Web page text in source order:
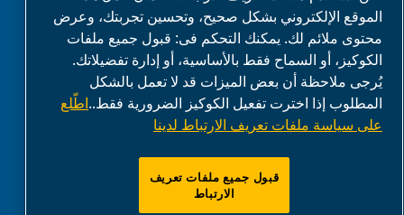
الزراعة والمزارع
السيارات
DIY والهوايات
الأغذية والمشروبات
الصناعي
العامل الكيميائي
الموقع الإلكتروني بشكل صحيح، وتحسين تجربتك، وعرض
محتوى ملائم لك. يمكنك التحكم فى: قبول جميع ملفات
الكوكيز، أو السماح فقط بالأساسية، أو إدارة تفضيلاتك.
يُرجى ملاحظة أن بعض الميزات قد لا تعمل بالشكل
المطلوب إذا اخترت تفعيل الكوكيز الضرورية فقط..اطّلع
على سياسة ملفات تعريف الارتباط لدينا
قبول جميع ملفات تعريف
الارتباط